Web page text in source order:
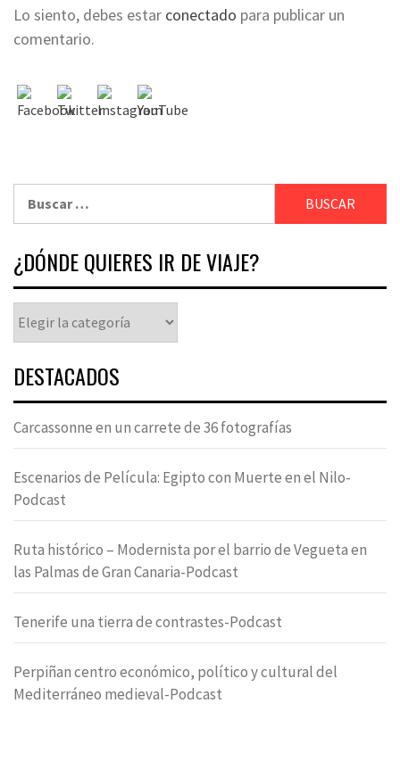
Lo siento, debes estar conectado para publicar un
comentario.
¿DÓNDE QUIERES IR DE VIAJE?
DESTACADOS
Carcassonne en un carrete de 36 fotografías
Escenarios de Película: Egipto con Muerte en el Nilo-
Podcast
Ruta histórico – Modernista por el barrio de Vegueta en
las Palmas de Gran Canaria-Podcast
Tenerife una tierra de contrastes-Podcast
Perpiñan centro económico, político y cultural del
Mediterráneo medieval-Podcast